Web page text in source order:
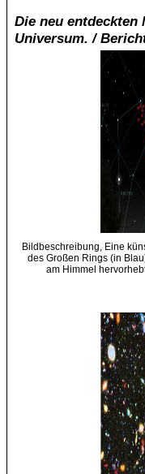
Die neu entdeckten
Universum. /
Bildbeschreibung, Eine
des Großen Rings (in
am Himmel